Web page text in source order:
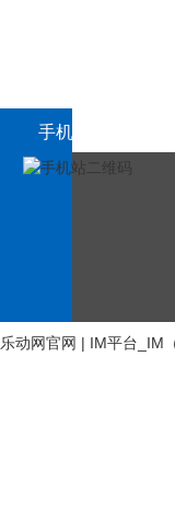
手机站二维码
乐动网官网 | IM平台_IM